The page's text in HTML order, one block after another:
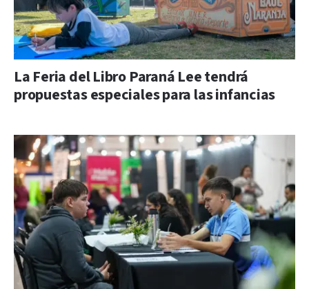
La Feria del Libro Paraná Lee tendrá
propuestas especiales para las infancias